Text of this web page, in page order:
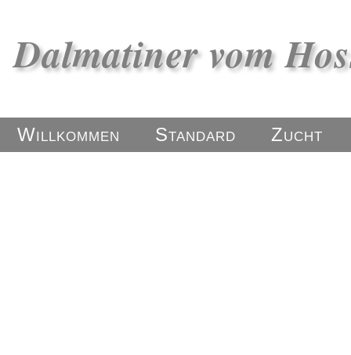
Dalmatiner vom
Willkommen Standard Zucht